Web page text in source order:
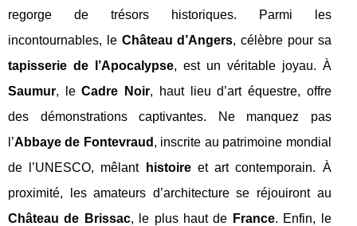
regorge de trésors historiques. Parmi les
incontournables, le Château d’Angers, célèbre pour sa
tapisserie de l’Apocalypse, est un véritable joyau. À
Saumur, leCadre Noir, haut lieu d’art équestre, offre
des démonstrations captivantes. Ne manquez pas
l’Abbaye de Fontevraud , inscrite au patrimoine mondial
de l’UNESCO, mêlant
histoireet art contemporain. À
proximité, les amateurs d’architecture se réjouiront au
Château de Brissac, le plus haut de France. Enfin, le